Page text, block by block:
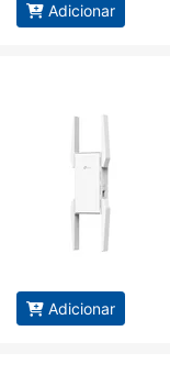
Adicionar
Adicionar